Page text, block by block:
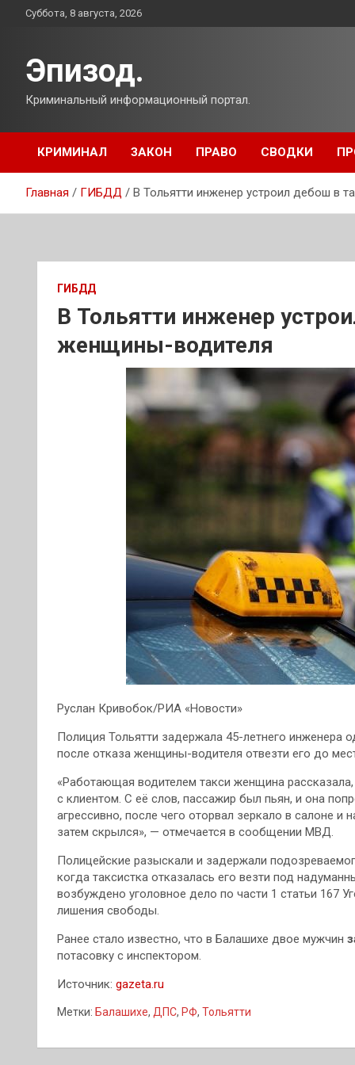
ПерейтиСуббота, 8 августа, 2026
Эпизод.
Криминальный информационный портал.
КРИМИНАЛ ЗАКОН ПРАВО СВОДКИ
Главная ГИБДД В Тольятти инженер устроил дебош в
ГИБДД
В Тольятти инженер
женщины-водителя
Руслан Кривобок/РИА «Новости»
Полиция Тольятти задержала 45-летнего инженера
после отказа женщины-водителя отвезти его до
«Работающая водителем такси женщина
с клиентом. С её слов, пассажир был пьян, и она
агрессивно, после чего оторвал зеркало в салоне
затем скрылся», — отмечается в сообщении МВД.
Полицейские разыскали и задержали
когда таксистка отказалась его везти под
возбуждено уголовное дело по части 1 статьи 167
лишения свободы.
Ранее стало известно, что в Балашихе двое мужчин
потасовку с инспектором.
Источник: gazeta.ru
Метки: Балашихе, ДПС, РФ, Тольятти